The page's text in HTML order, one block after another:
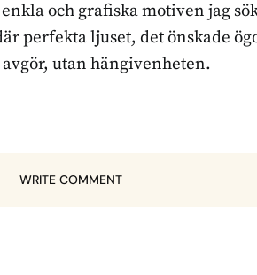
och grafiska motiven jag
perfekta ljuset, det önskade
utan hängivenheten.
WRITE COMMENT